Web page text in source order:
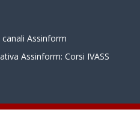
Assinform
Assinform: Corsi IVASS